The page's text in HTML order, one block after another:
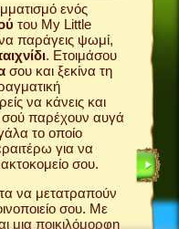
ενός
του My Little
παράγεις ψωμί,
. Ετοιμάσου
σου και ξεκίνα τη
να κάνεις και
παρέχουν αυγά
το οποίο
για να
σου.
να μετατραπούν
σου. Με
μια ποικιλόμορφη
σου
χωριό
φάρμα
ακόμη
Το
My